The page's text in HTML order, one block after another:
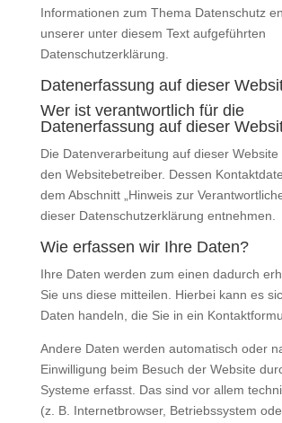
Informationen zum Thema Datenschutz
unserer unter diesem Text aufgeführten
Datenschutzerklärung.
Datenerfassung auf dieser
Wer ist verantwortlich für die
Datenerfassung auf dieser
Die Datenverarbeitung auf dieser
den Websitebetreiber. Dessen
dem Abschnitt „Hinweis zur
dieser Datenschutzerklärung entnehmen.
Wie erfassen wir Ihre Daten?
Ihre Daten werden zum einen dadurch
Sie uns diese mitteilen. Hierbei kann es
Daten handeln, die Sie in ein
Andere Daten werden automatisch oder
Einwilligung beim Besuch der Website
Systeme erfasst. Das sind vor allem
(z. B. Internetbrowser, Betriebssystem